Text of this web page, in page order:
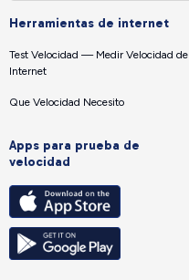
Herramientas de internet
Test Velocidad — Medir Velocidad de
Internet
Que Velocidad Necesito
Apps para prueba de
velocidad